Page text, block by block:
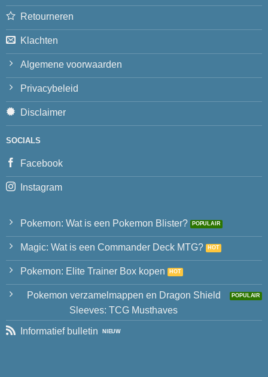
Retourneren
Klachten
Algemene voorwaarden
Privacybeleid
Disclaimer
SOCIALS
Facebook
Instagram
Pokemon: Wat is een Pokemon Blister?
Magic: Wat is een Commander Deck MTG?
Pokemon: Elite Trainer Box kopen
Pokemon verzamelmappen en Dragon Shield
Sleeves: TCG Musthaves
Informatief bulletin